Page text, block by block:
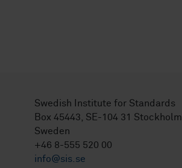
Swedish Institute for Standards
Box 45443, SE-104 31 Stockholm
Sweden
+46 8-555 520 00
info@sis.se